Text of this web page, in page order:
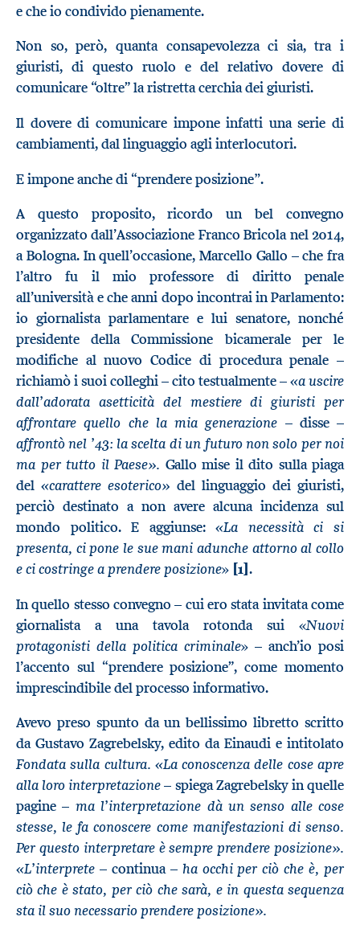
e che io condivido pienamente.
Non so, però, quanta consapevolezza ci sia, tra i
giuristi, di questo ruolo e del relativo dovere di
comunicare “oltre” la ristretta cerchia dei giuristi.
Il dovere di comunicare impone infatti una serie di
cambiamenti, dal linguaggio agli interlocutori.
E impone anche di“prendere posizione”.
A questo proposito, ricordo un bel convegno
organizzato dall’Associazione Franco Bricola nel 2014,
a Bologna. In quell’occasione, Marcello Gallo –che fra
l’altro fu il mio professore di diritto penale
all’università e che anni dopo incontrai in Parlamento:
io giornalista parlamentare e lui senatore, nonché
presidente della Commissione bicamerale per le
modifiche al nuovo Codice di procedura penale –
richiamò i suoi colleghi – cito testualmente–«a uscire
dall’adorata asetticità del mestiere di giuristi per
affrontare quello che la mia generazione – disse –
affrontò nel ’43: la scelta di un futuro non solo per noi
ma per tutto il Paese». Gallo mise il dito sulla piaga
del«carattere esoterico» del linguaggio dei giuristi,
perciò destinato a non avere alcuna incidenza sul
mondo politico. E aggiunse:«La necessità ci si
presenta, ci pone le sue mani adunche attorno al collo
e ci costringe a prendere posizione» [1].
In quello stesso convegno – cui ero stata invitata come
giornalista a una tavola rotonda sui «Nuovi
protagonisti della politica criminale» – anch’io posi
l’accento sul “prendere posizione”, come momento
imprescindibile del processo informativo.
Avevo preso spunto da un bellissimo libretto scritto
da Gustavo Zagrebelsky, edito da Einaudi e intitolato
Fondata sulla cultura. «La conoscenza delle cose apre
alla loro interpretazione– spiega Zagrebelsky in quelle
pagine– ma l’interpretazione dà un senso alle cose
stesse, le fa conoscere come manifestazioni di senso.
Per questo interpretare è sempre prendere posizione».
«L’interprete – continua – ha occhi per ciò che è, per
ciò che è stato, per ciò che sarà, e in questa sequenza
sta il suo necessario prendere posizione».